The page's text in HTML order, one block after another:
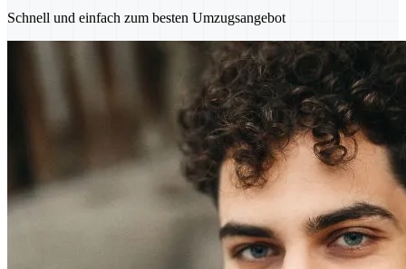
Schnell und einfach zum besten Umzugsangebot